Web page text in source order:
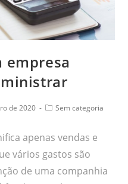
empresa
de 2020 Sem categoria
apenas vendas e
vários gastos são
de uma companhia